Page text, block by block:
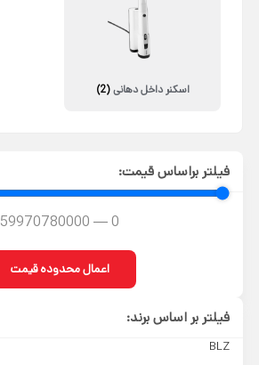
اسکنر داخل دهانی(2)
فیلتر براساس قیمت:
0
—
59970780000
اعمال محدوده قیمت
فیلتر بر اساس برند:
BLZ